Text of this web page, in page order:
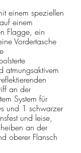
einem speziellen
einem
Flagge, ein
Vordertasche
atmungsaktivem
an der
System für
und 1 schwarzer
und leise,
an der
oberer Flansch